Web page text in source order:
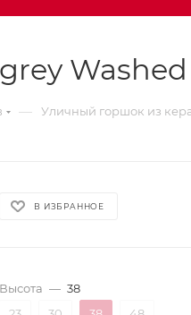
Washed
— Уличный горшок из
В ИЗБРАННОЕ
Высота — 38